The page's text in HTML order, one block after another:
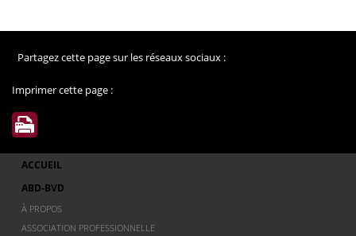
Partagez cette page sur les réseaux sociaux :
Imprimer cette page :
ACCUEIL
ABD-BVD
À PROPOS
ASSOCIATION PROFESSIONNELLE